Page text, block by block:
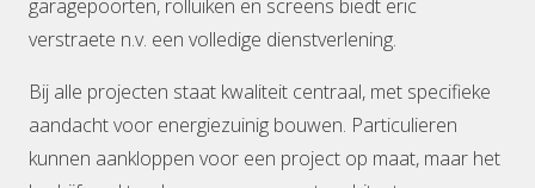
garagepoorten, rolluiken en screens biedt eric
verstraete n.v. een volledige dienstverlening.
Bij alle projecten staat kwaliteit centraal, met specifieke
aandacht voor energiezuinig bouwen. Particulieren
kunnen aankloppen voor een project op maat, maar het